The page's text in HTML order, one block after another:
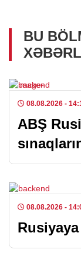
BU
08.08.2026 -
ABŞ
08.08.2026 -